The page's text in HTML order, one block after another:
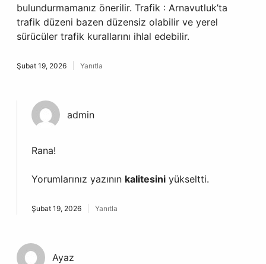
bulundurmamanız önerilir. Trafik : Arnavutluk’ta
trafik düzeni bazen düzensiz olabilir ve yerel
sürücüler trafik kurallarını ihlal edebilir.
Şubat 19, 2026 Yanıtla
admin
Rana!
Yorumlarınız yazının kalitesini yükseltti.
Şubat 19, 2026 Yanıtla
Ayaz